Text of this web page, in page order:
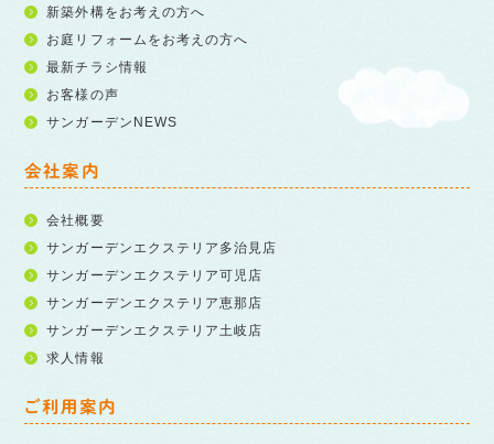
新築外構をお考えの方へ
お庭リフォームをお考えの方へ
最新チラシ情報
お客様の声
サンガーデンNEWS
会社案内
会社概要
サンガーデンエクステリア多治見店
サンガーデンエクステリア可児店
サンガーデンエクステリア恵那店
サンガーデンエクステリア土岐店
求人情報
ご利用案内